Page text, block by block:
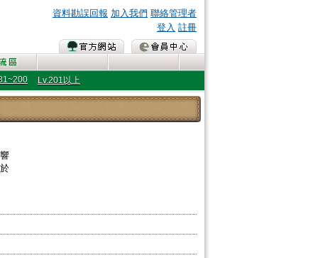
資料勘誤回報 加入我們 聯絡管理者
登入 註冊
Lv.201以上